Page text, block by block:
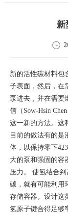
新
新的活性碳材料包
子表面，然后，在
泵进去，并在需要
信（Sow-Hsin
这一新的方法。这
目前的做法有的是
体，以保持零下
大的泵和强固的容
压力。 使氢结合
碳，就有可能利用
存储容器。设计这
氢原子键合得足够